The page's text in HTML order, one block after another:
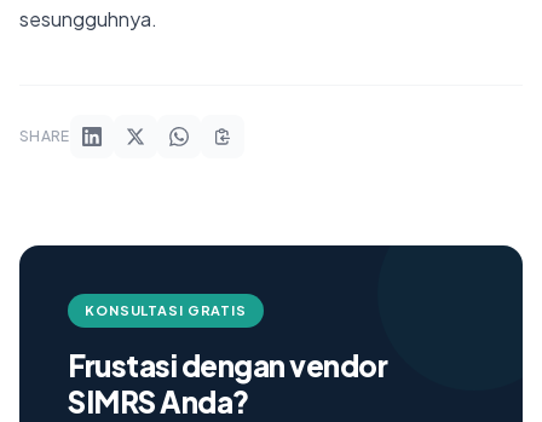
sesungguhnya.
SHARE
KONSULTASI GRATIS
Frustasi dengan vendor
SIMRS Anda?